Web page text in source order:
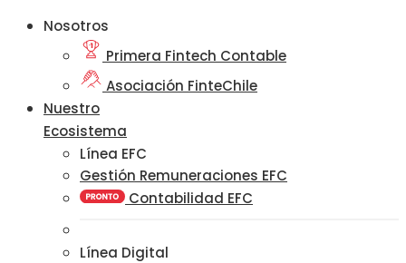
Nosotros
Primera Fintech Contable
Asociación FinteChile
Nuestro
Ecosistema
Línea EFC
Gestión Remuneraciones EFC
Contabilidad EFC
Línea Digital